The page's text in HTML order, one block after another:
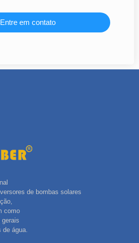
Entre em contato
de bombas solares
como
água.